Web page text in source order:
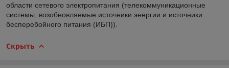
области сетевого электропитания (телекоммуникационные
системы, возобновляемые источники энергии и источники
бесперебойного питания (ИБП)).
Скрыть